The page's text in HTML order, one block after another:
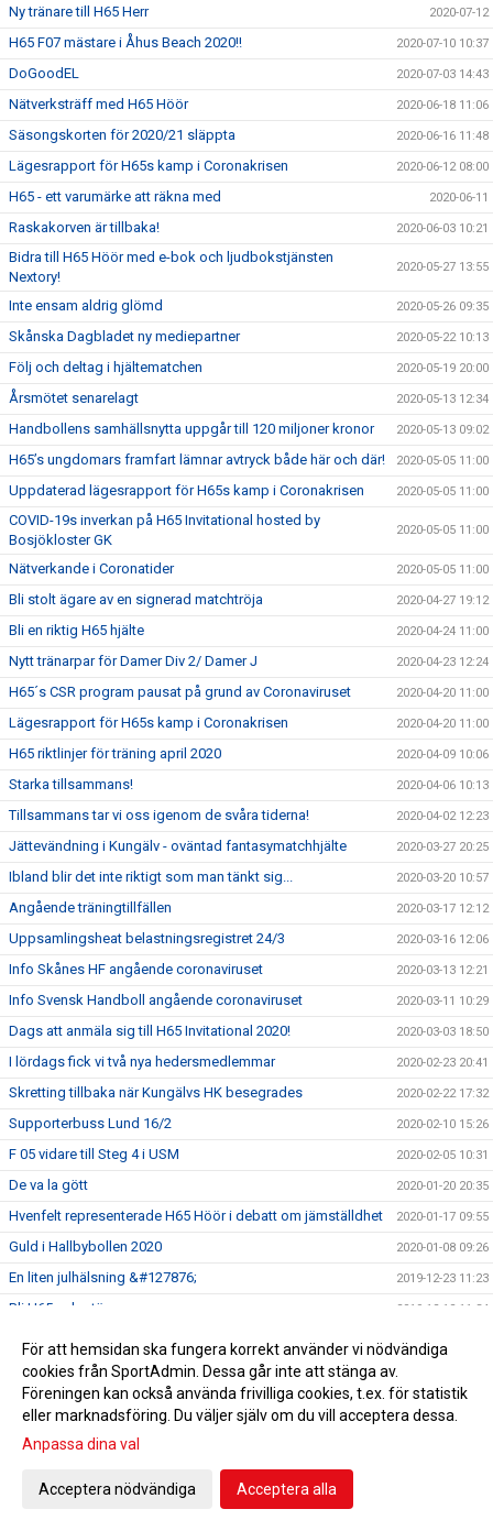
Ny tränare till H65 Herr 2020-07-12
H65 F07 mästare i Åhus Beach 2020!! 2020-07-10 10:37
DoGoodEL 2020-07-03 14:43
Nätverksträff med H65 Höör 2020-06-18 11:06
Säsongskorten för 2020/21 släppta 2020-06-16 11:48
Lägesrapport för H65s kamp i Coronakrisen 2020-06-12 08:00
H65 - ett varumärke att räkna med 2020-06-11
Raskakorven är tillbaka! 2020-06-03 10:21
Bidra till H65 Höör med e-bok och ljudbokstjänsten
Nextory!
2020-05-27 13:55
Inte ensam aldrig glömd 2020-05-26 09:35
Skånska Dagbladet ny mediepartner 2020-05-22 10:13
Följ och deltag i hjältematchen 2020-05-19 20:00
Årsmötet senarelagt 2020-05-13 12:34
Handbollens samhällsnytta uppgår till 120 miljoner kronor 2020-05-13 09:02
H65’s ungdomars framfart lämnar avtryck både här och där! 2020-05-05 11:00
Uppdaterad lägesrapport för H65s kamp i Coronakrisen 2020-05-05 11:00
COVID-19s inverkan på H65 Invitational hosted by
Bosjökloster GK
2020-05-05 11:00
Nätverkande i Coronatider 2020-05-05 11:00
Bli stolt ägare av en signerad matchtröja 2020-04-27 19:12
Bli en riktig H65 hjälte 2020-04-24 11:00
Nytt tränarpar för Damer Div 2/ Damer J 2020-04-23 12:24
H65´s CSR program pausat på grund av Coronaviruset 2020-04-20 11:00
Lägesrapport för H65s kamp i Coronakrisen 2020-04-20 11:00
H65 riktlinjer för träning april 2020 2020-04-09 10:06
Starka tillsammans! 2020-04-06 10:13
Tillsammans tar vi oss igenom de svåra tiderna! 2020-04-02 12:23
Jättevändning i Kungälv - oväntad fantasymatchhjälte 2020-03-27 20:25
Ibland blir det inte riktigt som man tänkt sig... 2020-03-20 10:57
Angående träningtillfällen 2020-03-17 12:12
Uppsamlingsheat belastningsregistret 24/3 2020-03-16 12:06
Info Skånes HF angående coronaviruset 2020-03-13 12:21
Info Svensk Handboll angående coronaviruset 2020-03-11 10:29
Dags att anmäla sig till H65 Invitational 2020! 2020-03-03 18:50
I lördags fick vi två nya hedersmedlemmar 2020-02-23 20:41
Skretting tillbaka när Kungälvs HK besegrades 2020-02-22 17:32
Supporterbuss Lund 16/2 2020-02-10 15:26
F 05 vidare till Steg 4 i USM 2020-02-05 10:31
De va la gött 2020-01-20 20:35
Hvenfelt representerade H65 Höör i debatt om jämställdhet 2020-01-17 09:55
Guld i Hallbybollen 2020 2020-01-08 09:26
En liten julhälsning &#127876; 2019-12-23 11:23
Bli H65 volontär 2019-12-12 11:34
Nylansering - H65 Shoppen 2019-11-28 17:00
Flickor A vidare till Steg 3 i USM
Radiointervju med tre tjejer från F 09 2019-11-13 11:16
EHF-cupen: Knapp seger efter stark insats
För att hemsidan ska fungera korrekt använder vi nödvändiga
cookies från SportAdmin. Dessa går inte att stänga av.
Föreningen kan också använda frivilliga cookies, t.ex. för statistik
eller marknadsföring. Du väljer själv om du vill acceptera dessa.
Anpassa dina val
Acceptera nödvändiga Acceptera alla